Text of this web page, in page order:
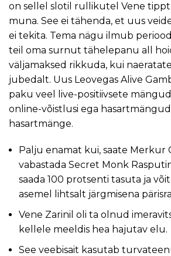
on sellel slotil rullikutel Vene
muna. See ei tähenda, et uus
ei tekita. Tema nägu ilmub
teil oma surnut tähelepanu all
väljamaksed rikkuda, kui
jubedalt. Uus Leovegas Alive
paku veel live-positiivsete
online-võistlusi ega
hasartmänge.
Palju enamat kui, saate Merkur
vabastada Secret Monk
saada 100 protsenti tasuta ja
asemel lihtsalt järgmisena
Vene Zarinil oli ta olnud
kellele meeldis hea hajutav elu.
See veebisait kasutab